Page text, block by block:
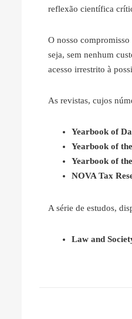
reflexão científica
O nosso
seja, sem nenhum
acesso irrestrito à
As revistas, cujos
Yearbook of
Yearbook of
Yearbook of
NOVA Tax
A série de estudos,
Law and